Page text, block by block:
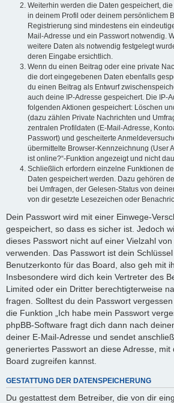
Weiterhin werden die Daten gespeichert,
in deinem Profil oder deinem persönlichem
Registrierung sind mindestens ein
Mail-Adresse und ein Passwort notwendig.
weitere Daten als notwendig festgelegt
deren Eingabe ersichtlich.
Wenn du einen Beitrag oder eine private
die dort eingegebenen Daten ebenfalls
du einen Beitrag als Entwurf
auch deine IP-Adresse gespeichert. Die IP-
folgenden Aktionen gespeichert: Löschen
(dazu zählen Private Nachrichten und
zentralen Profildaten (E-Mail-Adresse,
Passwort) und gescheiterte
übermittelte Browser-Kennzeichnung (User
ist online?“-Funktion angezeigt und nicht
Schließlich erfordern einzelne Funktionen
Daten gespeichert werden. Dazu gehören
bei Umfragen, der Gelesen-Status von
von dir gesetzte Lesezeichen oder
Dein Passwort wird mit einer Einwege-
gespeichert, so dass es sicher ist. Jedoch
dieses Passwort nicht auf einer Vielzahl
verwenden. Das Passwort ist dein
Benutzerkonto für das Board, also geh mit
Insbesondere wird dich kein Vertreter des
Limited oder ein Dritter berechtigterweise
fragen. Solltest du dein Passwort
die Funktion „Ich habe mein Passwort
phpBB-Software fragt dich dann nach
deiner E-Mail-Adresse und sendet
generiertes Passwort an diese Adresse,
Board zugreifen kannst.
GESTATTUNG DER DATENSPEICHERUNG
Du gestattest dem Betreiber, die von dir